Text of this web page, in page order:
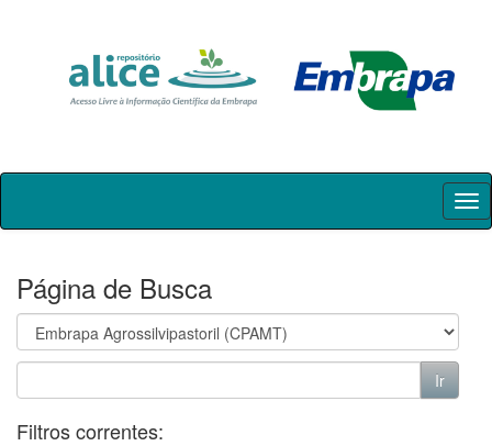
Skip
Página de Busca
Filtros correntes: